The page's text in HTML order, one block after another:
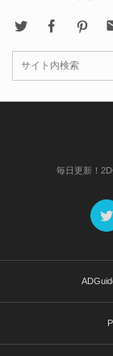
Facebook
毎日更新！